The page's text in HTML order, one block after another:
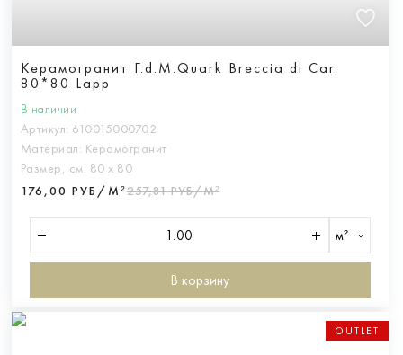
Керамогранит F.d.M.Quark Breccia di Car.
80*80 Lapp
В наличии
Артикул: 610015000702
Материал: Керамогранит
Размер, см: 80 х 80
176,00 РУБ/М²257,81 РУБ/М²
м²
В корзину
OUTLET